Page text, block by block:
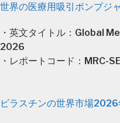
世界の医療用吸引ポンプジ
・英文タイトル：Global
2026
・レポートコード：MRC-
ビラスチンの世界市場2026